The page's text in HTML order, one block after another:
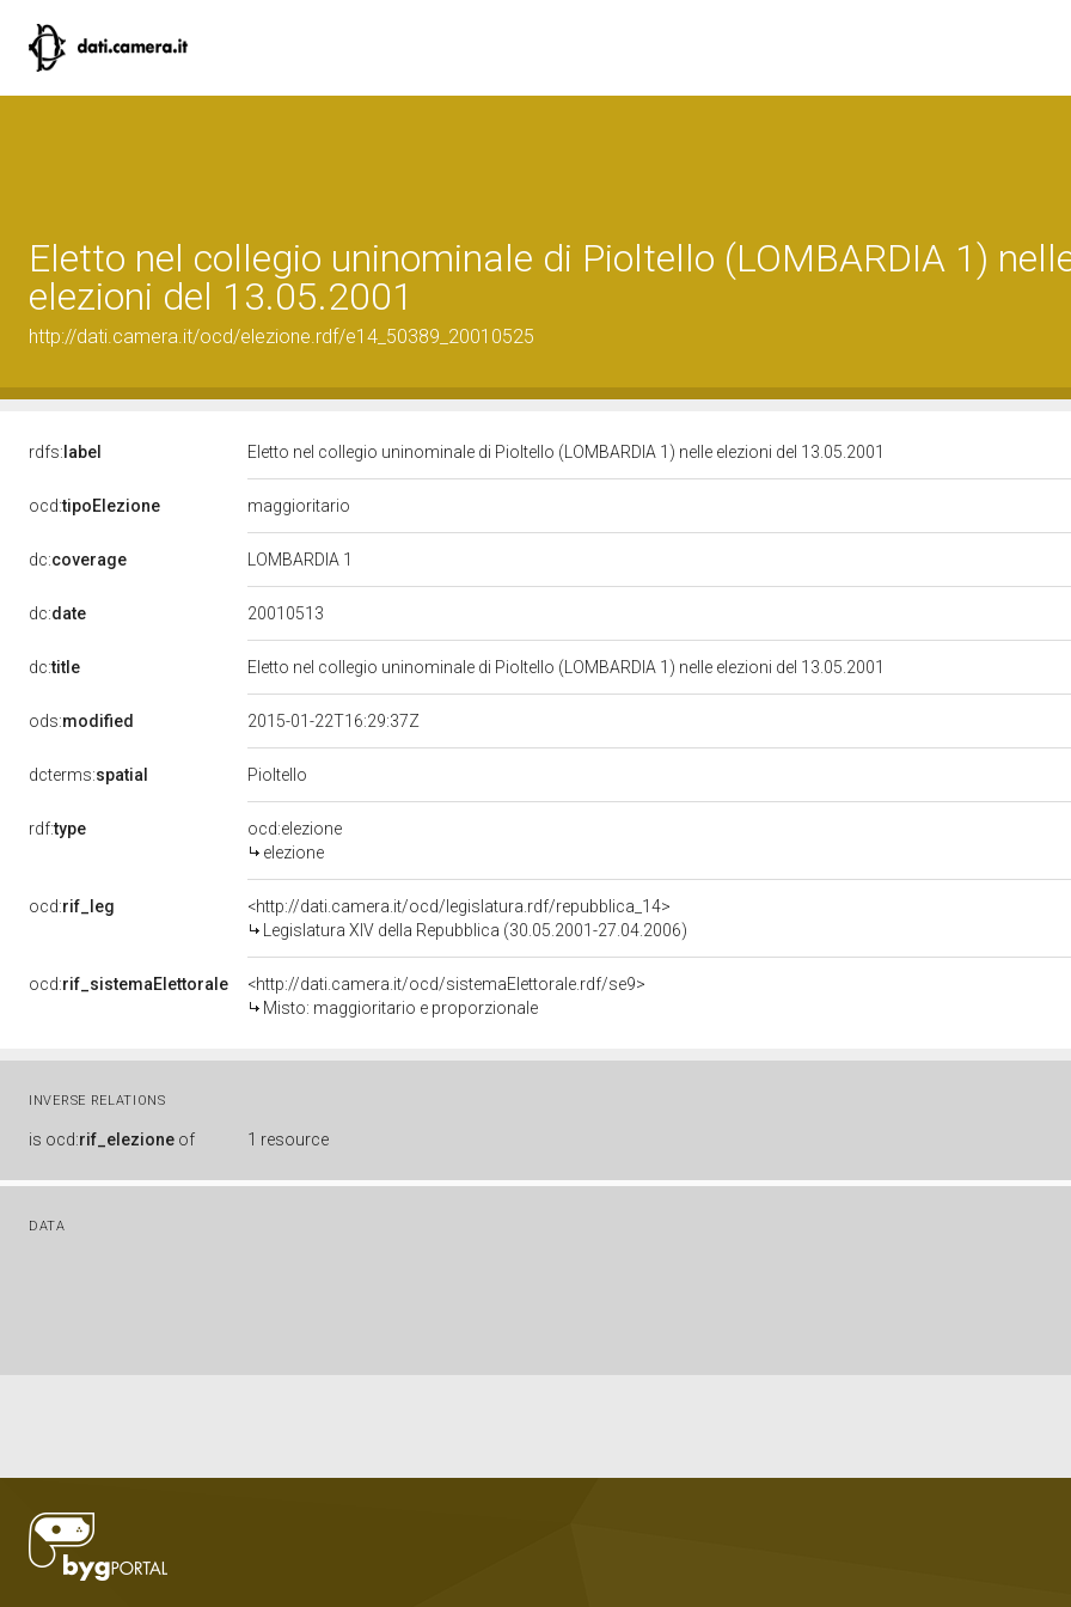
Eletto nel collegio uninominale di Pioltello (LOMBARDIA 1)
elezioni del 13.05.2001
http://dati.camera.it/ocd/elezione.rdf/e14_50389_20010525
rdfs: label Eletto nel collegio uninominale di Pioltello (LOMBARDIA 1) nelle elezioni del 13.05.2001
ocd:tipoElezione maggioritario
dc:coverage LOMBARDIA 1
dc:date 20010513
dc:title Eletto nel collegio uninominale di Pioltello (LOMBARDIA 1) nelle elezioni del 13.05.2001
ods:modified 2015-01-22T16:29:37Z
dcterms:spatial Pioltello
rdf:type
ocd:elezione
elezione
ocd:rif_leg
<http://dati.camera.it/ocd/legislatura.rdf/repubblica_14>
Legislatura XIV della Repubblica (30.05.2001-27.04.2006)
ocd:rif_sistemaElettorale
<http://dati.camera.it/ocd/sistemaElettorale.rdf/se9>
Misto: maggioritario e proporzionale
INVERSE RELATIONS
is ocd:rif_elezione of 1 resource
DATA